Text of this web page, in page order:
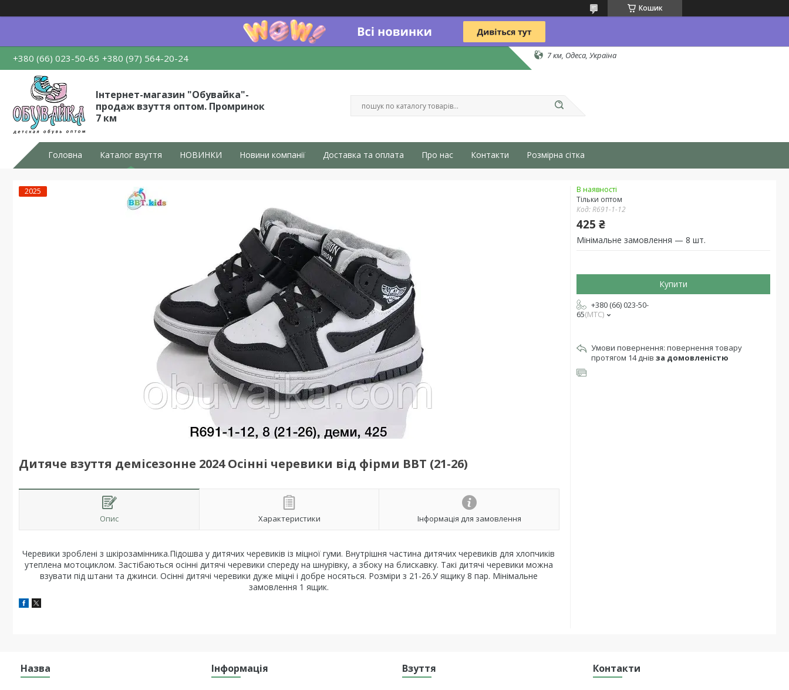
Кошик
+380 (66) 023-50-65 +380 (97) 564-20-24 7 км, Одеса, Україна
Інтернет-магазин "Обувайка"-
продаж взуття оптом. Промринок
7 км
Головна Каталог взуття НОВИНКИ Новини компанії Доставка та оплата Про нас Контакти Розмірна сітка
2025
Дитяче взуття демісезонне 2024 Осінні черевики від фірми BBT (21-26)
Опис Характеристики Інформація для замовлення
Черевики зроблені з шкірозамінника.Підошва у дитячих черевиків із міцної гуми. Внутрішня частина дитячих черевиків для хлопчиків
утеплена мотоциклом. Застібаються осінні дитячі черевики спереду на шнурівку, а збоку на блискавку. Такі дитячі черевики можна
взувати під штани та джинси. Осінні дитячі черевики дуже міцні і добре носяться. Розміри з 21-26.У ящику 8 пар. Мінімальне
замовлення 1 ящик.
В наявності
Тільки оптом
Код:R691-1-12
425 ₴
Мінімальне замовлення — 8 шт.
Купити
+380 (66) 023-50-
65 МТС
повернення товару
протягом 14 днів за домовленістю
Назва Інформація Взуття Контакти